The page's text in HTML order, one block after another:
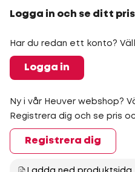
Logga in och se ditt
Har du redan ett konto?
Logga in
Ny i vår Heuver webshop?
Registrera dig och se pris
Registrera dig